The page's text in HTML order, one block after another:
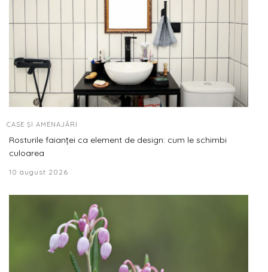
CASE ȘI AMENAJĂRI
Rosturile faianței ca element de design: cum le schimbi
culoarea
10 august 2026